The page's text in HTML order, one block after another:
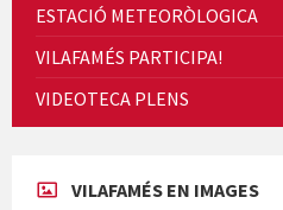
Cicle de Cine i Dones rurals
ESTACIÓ METEORÒLOGICA
VILAFAMÉS PARTICIPA!
VIDEOTECA PLENS
VILAFAMÉS EN IMAGES